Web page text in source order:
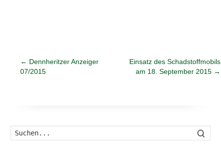
← Dennheritzer Anzeiger
07/2015
Einsatz des Schadstoffmobils
am 18. September 2015 →